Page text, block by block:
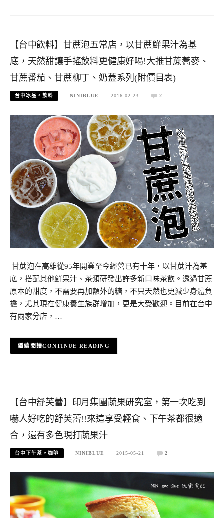
【台中飲料】甘蔗泡五常店，以甘蔗鮮果汁為基
底，天然甜讓手搖飲料更健康好喝!大推甘蔗蕎麥、
甘蔗番茄、甘蔗柳丁、奶蓋系列(附價目表)
台中冰品。飲料 NINIBLUE 2016-02-23 2
甘蔗泡在高雄從95年開業至今經營已有十年，以甘蔗汁為基
底，搭配其他鮮果汁、茶類研發出許多新口味茶飲。透過甘蔗
原本的甜度，不需要再加額外的糖，不只天然也更減少身體負
擔，尤其現在健康養生族群增加，更是大受歡迎。目前在台中
有兩家分店，…
CONTINUE READING
【台中舒芙蕾】印月集團蔬果研究室，第一次吃到
嚇人好吃的舒芙蕾!!來這享受輕食、下午茶都很適
合，還有多色現打蔬果汁
台中下午茶。咖啡 NINIBLUE 2015-05-21 2